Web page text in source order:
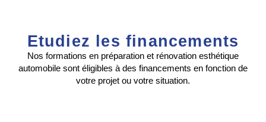
Etudiez les financements
Nos formations en préparation et rénovation esthétique
automobile sont éligibles à des financements en fonction de
votre projet ou votre situation.